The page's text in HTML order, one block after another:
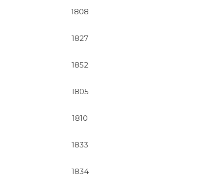
1808
1827
1852
1805
1810
1833
1834